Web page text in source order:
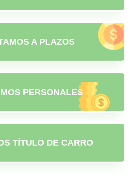
A PLAZOS
PERSONALES
TÍTULO DE CARRO